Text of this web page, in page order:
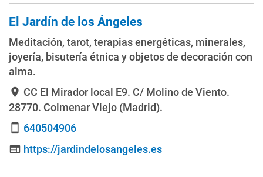
El Jardín de los Ángeles
Meditación, tarot, terapias energéticas, minerales,
joyería, bisutería étnica y objetos de decoración con
alma.
location_on CC El Mirador local E9. C/ Molino de Viento.
28770. Colmenar Viejo (Madrid).
smartphone 640504906
web https://jardindelosangeles.es